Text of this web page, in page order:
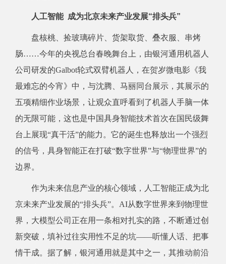
人工智能 成为北京未来产业发展“排头兵”
盘核桃、捡玻璃碎片、货架取货、叠衣服、串烤
肠……今年的央视总台春晚舞台上，由银河通用机器人
公司研发的Galbot轮式双臂机器人，在贺岁微电影《我
最难忘的今宵》中，与沈腾、马丽同台展示，其展示的
五项精细作业场景，让观众直呼看到了机器人手脑一体
的无限可能，这也是中国具身智能技术首次在国民级舞
台上展现“真干活”的能力。它的诞生也释放出一个强烈
的信号，具身智能正在打破“数字世界”与“物理世界”的
边界。
作为未来信息产业的核心领域，人工智能正成为北
京未来产业发展的“排头兵”。AI从数字世界来到物理世
界，大模型公司正在用一条相对扎实的路，不断通过创
新突破，填补过往实用性不足的坑——听懂人话、把事
情干成。据了解，银河通用就是其中之一，其推动前沿